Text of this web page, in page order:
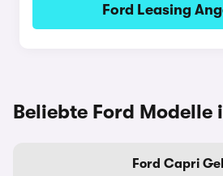
Ford Leasing
Beliebte Ford Modelle
Ford Capri